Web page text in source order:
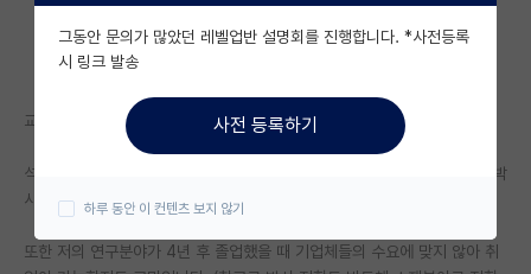
미국 유학 게시판
미국 대학원 합격 후기 게시판
대학원생 모집 게시판
연구실(PI) 홍보 게시판
교수님과 컨택 완료된 상황이고, 27년 상반기 박사과정 입학 예정입니다.
석사를 반도체 소재분야로 취득한 상황인데, 취업시장이 호황이라 취업과 박
사진학 사이에서 고민이 됩니다.
또한 저의 연구분야가 4년 후 졸업했을 때 기업체들의 수요에 맞지 않아 취
그동안 문의가 많았던 레벨업반 설명회를 진행합니다. *사전등록
시 링크 발송
사전 등록하기
하루 동안 이 컨텐츠 보지 않기